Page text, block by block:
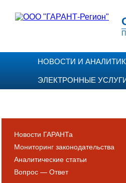
НОВОСТИ И
ЭЛЕКТРОННЫЕ
Новости ГАРАНТа
Мониторинг законодательства
Аналитические статьи
Вопрос — Ответ